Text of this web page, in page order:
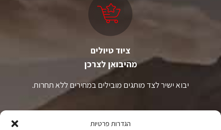
הגדרות פרטיות
האפשרויות
האפשרויות
המוצר
ציוד טיולים
מהיבואן לצרכן
יבוא ישיר לצד מותגים מובילים במחירים ללא תחרות.